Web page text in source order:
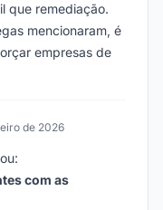
que remediação.
mencionaram, é
empresas de
de 2026
com as